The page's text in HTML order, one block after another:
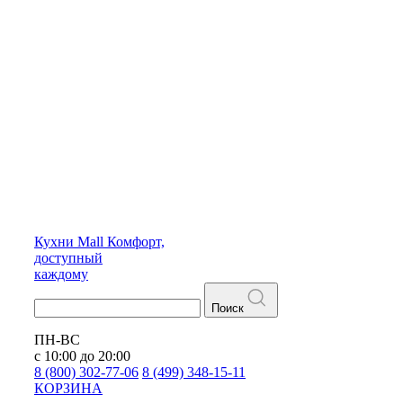
Кухни Mall Комфорт,
доступный
каждому
Поиск
ПН-ВС
с 10:00 до 20:00
8 (800) 302-77-06 8 (499) 348-15-11
КОРЗИНА